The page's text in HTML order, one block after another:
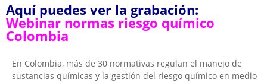
Aquí puedes ver la grabación:
Webinar normas riesgo químico
Colombia
En Colombia, más de 30 normativas regulan el manejo de
sustancias químicas y la gestión del riesgo químico en medio